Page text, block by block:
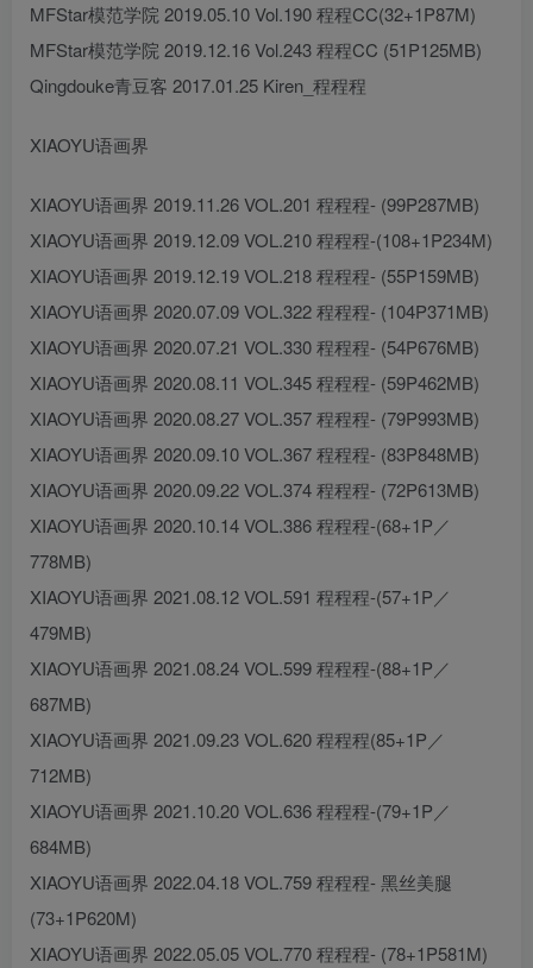
MFStar模范学院 2019.05.10 Vol.190 程程CC(32+1P87M)
MFStar模范学院 2019.12.16 Vol.243 程程CC (51P125MB)
Qingdouke青豆客 2017.01.25 Kiren_程程程
XIAOYU语画界
XIAOYU语画界 2019.11.26 VOL.201 程程程- (99P287MB)
XIAOYU语画界 2019.12.09 VOL.210 程程程-(108+1P234M)
XIAOYU语画界 2019.12.19 VOL.218 程程程- (55P159MB)
XIAOYU语画界 2020.07.09 VOL.322 程程程- (104P371MB)
XIAOYU语画界 2020.07.21 VOL.330 程程程- (54P676MB)
XIAOYU语画界 2020.08.11 VOL.345 程程程- (59P462MB)
XIAOYU语画界 2020.08.27 VOL.357 程程程- (79P993MB)
XIAOYU语画界 2020.09.10 VOL.367 程程程- (83P848MB)
XIAOYU语画界 2020.09.22 VOL.374 程程程- (72P613MB)
XIAOYU语画界 2020.10.14 VOL.386 程程程-(68+1P／
778MB)
XIAOYU语画界 2021.08.12 VOL.591 程程程-(57+1P／
479MB)
XIAOYU语画界 2021.08.24 VOL.599 程程程-(88+1P／
687MB)
XIAOYU语画界 2021.09.23 VOL.620 程程程(85+1P／
712MB)
XIAOYU语画界 2021.10.20 VOL.636 程程程-(79+1P／
684MB)
XIAOYU语画界 2022.04.18 VOL.759 程程程- 黑丝美腿
(73+1P620M)
XIAOYU语画界 2022.05.05 VOL.770 程程程- (78+1P581M)